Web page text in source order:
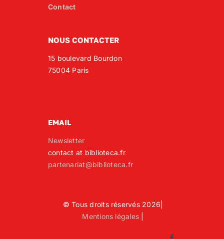
Contact
NOUS CONTACTER
15 boulevard Bourdon
75004 Paris
EMAIL
Newsletter
contact at biblioteca.fr
partenariat@biblioteca.fr
© Tous droits réservés 2026|
Mentions légales